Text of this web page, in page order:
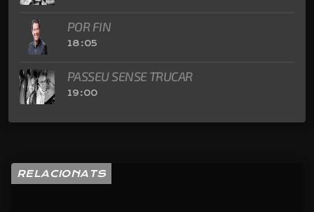
POR FIN
18:05
PASSEU SENSE TRUCAR
19:00
RELACIONATS